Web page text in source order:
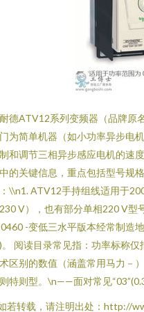
德ATV12系列变频器（品牌原
为简单机器（如小功率异步电
和调节三相异步感应电机的速
的关键信息，重点包括型号规
\\n1. ATV12手持组线适用于
V），也有部分单相220 V型
-变低三水平版本经常制造
。 阅读目录常见指：功率标称
区别的数值（涵盖常用马力－
特则型。\n——面对常见
若转载，请注明出处：http://